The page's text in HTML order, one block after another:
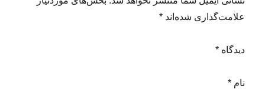
علامت‌گذاری شده‌اند *
دیدگاه *
نام *